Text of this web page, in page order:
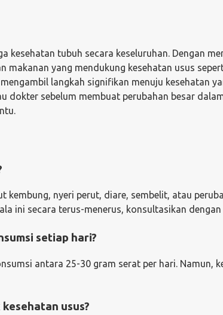
kesehatan tubuh secara keseluruhan. Dengan
makanan yang mendukung kesehatan usus
langkah signifikan menuju kesehatan
dokter sebelum membuat perubahan besar
kembung, nyeri perut, diare, sembelit, atau
ini secara terus-menerus, konsultasikan
setiap hari?
antara 25-30 gram serat per hari. Namun,
usus?